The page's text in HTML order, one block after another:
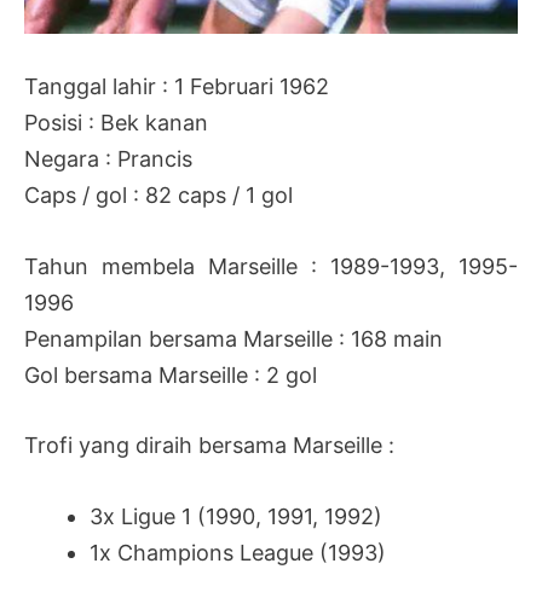
Tanggal lahir : 1 Februari 1962
Posisi : Bek kanan
Negara : Prancis
Caps / gol : 82 caps / 1 gol
Tahun membela Marseille : 1989-1993, 1995-
1996
Penampilan bersama Marseille : 168 main
Gol bersama Marseille : 2 gol
Trofi yang diraih bersama Marseille :
3x Ligue 1 (1990, 1991, 1992)
1x Champions League (1993)